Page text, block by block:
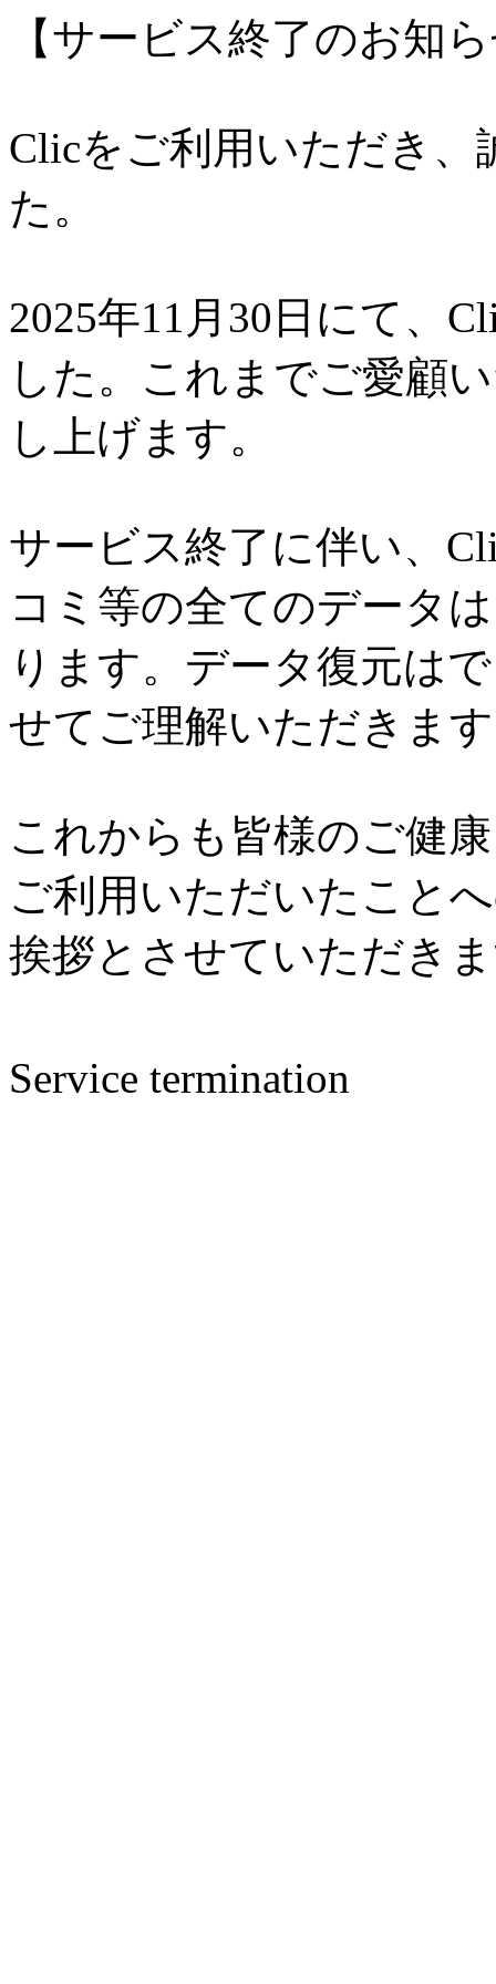
【サービス終了のお知
Clicをご利用いただき
た。
2025年11月30日にて、
した。これまでご愛顧
し上げます。
サービス終了に伴い、
コミ等の全てのデータ
ります。データ復元は
せてご理解いただきま
これからも皆様のご健
ご利用いただいたこと
挨拶とさせていただき
Service termination